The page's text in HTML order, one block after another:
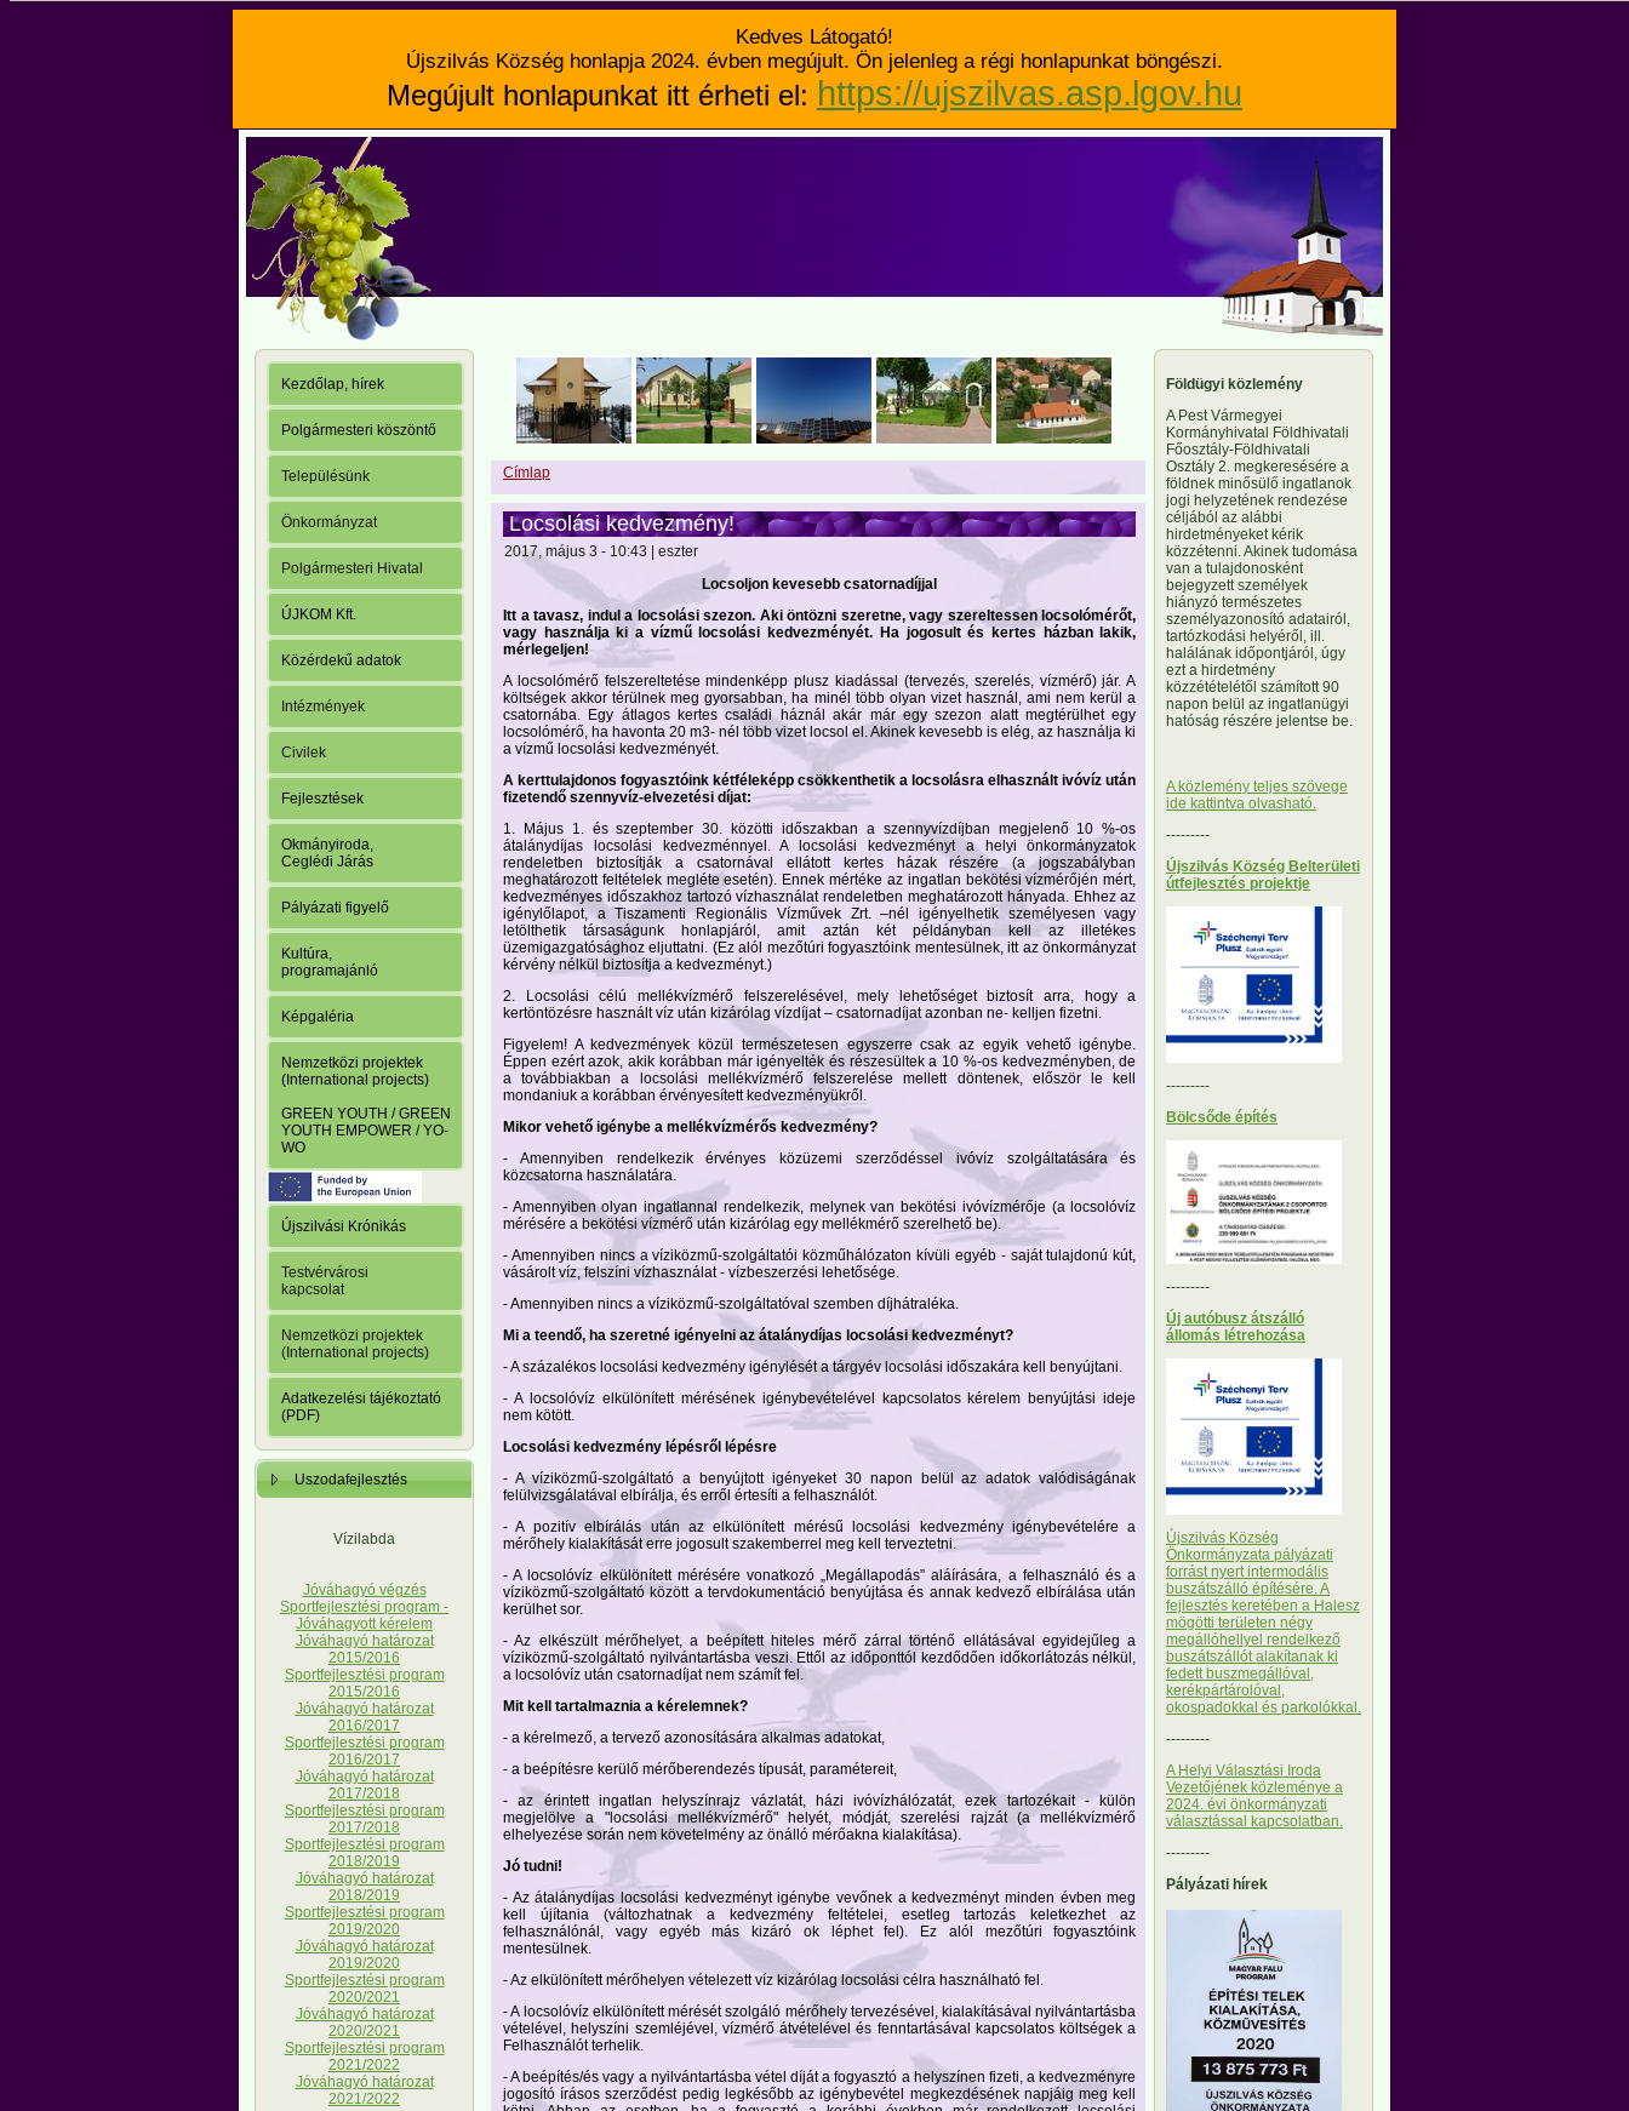
Kedves Látogató!
Újszilvás Község honlapja 2024. évben megújult. Ön jelenleg a régi honlapunkat böngészi.
Megújult honlapunkat itt érheti el: https://ujszilvas.asp.lgov.hu
Kezdőlap, hírek
Polgármesteri köszöntő
Településünk
Önkormányzat
Polgármesteri Hivatal
ÚJKOM Kft.
Közérdekű adatok
Intézmények
Civilek
Fejlesztések
Okmányiroda,
Ceglédi Járás
Pályázati figyelő
Kultúra,
programajánló
Képgaléria
Nemzetközi projektek
(International projects)
GREEN YOUTH / GREEN
YOUTH EMPOWER / YO-
WO
Újszilvási Krónikás
Testvérvárosi
kapcsolat
Nemzetközi projektek
(International projects)
Adatkezelési tájékoztató
(PDF)
Uszodafejlesztés
Vízilabda
Jóváhagyó végzés
Sportfejlesztési program -
Jóváhagyott kérelem
Jóváhagyó határozat
2015/2016
Sportfejlesztési program
2015/2016
Jóváhagyó határozat
2016/2017
Sportfejlesztési program
2016/2017
Jóváhagyó határozat
2017/2018
Sportfejlesztési program
2017/2018
Sportfejlesztési program
2018/2019
Jóváhagyó határozat
2018/2019
Sportfejlesztési program
2019/2020
Jóváhagyó határozat
2019/2020
Sportfejlesztési program
2020/2021
Jóváhagyó határozat
2020/2021
Sportfejlesztési program
2021/2022
Jóváhagyó határozat
2021/2022
Címlap
Locsolási kedvezmény!
2017, május 3 - 10:43 | eszter
Locsoljon kevesebb csatornadíjjal
Itt a tavasz, indul a locsolási szezon. Aki öntözni szeretne, vagy szereltessen locsolómérőt,
vagy használja ki a vízmű locsolási kedvezményét. Ha jogosult és kertes házban lakik,
mérlegeljen!
A locsolómérő felszereltetése mindenképp plusz kiadással (tervezés, szerelés, vízmérő) jár. A
költségek akkor térülnek meg gyorsabban, ha minél több olyan vizet használ, ami nem kerül a
csatornába. Egy átlagos kertes családi háznál akár már egy szezon alatt megtérülhet egy
locsolómérő, ha havonta 20 m3- nél több vizet locsol el. Akinek kevesebb is elég, az használja ki
a vízmű locsolási kedvezményét.
A kerttulajdonos fogyasztóink kétféleképp csökkenthetik a locsolásra elhasznált ivóvíz után
fizetendő szennyvíz-elvezetési díjat:
1. Május 1. és szeptember 30. közötti időszakban a szennyvízdíjban megjelenő 10 %-os
átalánydíjas locsolási kedvezménnyel. A locsolási kedvezményt a helyi önkormányzatok
rendeletben biztosítják a csatornával ellátott kertes házak részére (a jogszabályban
meghatározott feltételek megléte esetén). Ennek mértéke az ingatlan bekötési vízmérőjén mért,
kedvezményes időszakhoz tartozó vízhasználat rendeletben meghatározott hányada. Ehhez az
igénylőlapot, a Tiszamenti Regionális Vízművek Zrt. –nél igényelhetik személyesen vagy
letölthetik társaságunk honlapjáról, amit aztán két példányban kell az illetékes
üzemigazgatósághoz eljuttatni. (Ez alól mezőtúri fogyasztóink mentesülnek, itt az önkormányzat
kérvény nélkül biztosítja a kedvezményt.)
2. Locsolási célú mellékvízmérő felszerelésével, mely lehetőséget biztosít arra, hogy a
kertöntözésre használt víz után kizárólag vízdíjat – csatornadíjat azonban ne- kelljen fizetni.
Figyelem! A kedvezmények közül természetesen egyszerre csak az egyik vehető igénybe.
Éppen ezért azok, akik korábban már igényelték és részesültek a 10 %-os kedvezményben, de
a továbbiakban a locsolási mellékvízmérő felszerelése mellett döntenek, először le kell
mondaniuk a korábban érvényesített kedvezményükről.
Mikor vehető igénybe a mellékvízmérős kedvezmény?
- Amennyiben rendelkezik érvényes közüzemi szerződéssel ivóvíz szolgáltatására és
közcsatorna használatára.
- Amennyiben olyan ingatlannal rendelkezik, melynek van bekötési ivóvízmérője (a locsolóvíz
mérésére a bekötési vízmérő után kizárólag egy mellékmérő szerelhető be).
- Amennyiben nincs a víziközmű-szolgáltatói közműhálózaton kívüli egyéb - saját tulajdonú kút,
vásárolt víz, felszíni vízhasználat - vízbeszerzési lehetősége.
- Amennyiben nincs a víziközmű-szolgáltatóval szemben díjhátraléka.
Mi a teendő, ha szeretné igényelni az átalánydíjas locsolási kedvezményt?
- A százalékos locsolási kedvezmény igénylését a tárgyév locsolási időszakára kell benyújtani.
- A locsolóvíz elkülönített mérésének igénybevételével kapcsolatos kérelem benyújtási ideje
nem kötött.
Locsolási kedvezmény lépésről lépésre
- A víziközmű-szolgáltató a benyújtott igényeket 30 napon belül az adatok valódiságának
felülvizsgálatával elbírálja, és erről értesíti a felhasználót.
- A pozitív elbírálás után az elkülönített mérésű locsolási kedvezmény igénybevételére a
mérőhely kialakítását erre jogosult szakemberrel meg kell terveztetni.
- A locsolóvíz elkülönített mérésére vonatkozó „Megállapodás” aláírására, a felhasználó és a
víziközmű-szolgáltató között a tervdokumentáció benyújtása és annak kedvező elbírálása után
kerülhet sor.
- Az elkészült mérőhelyet, a beépített hiteles mérő zárral történő ellátásával egyidejűleg a
víziközmű-szolgáltató nyilvántartásba veszi. Ettől az időponttól kezdődően időkorlátozás nélkül,
a locsolóvíz után csatornadíjat nem számít fel.
Mit kell tartalmaznia a kérelemnek?
- a kérelmező, a tervező azonosítására alkalmas adatokat,
- a beépítésre kerülő mérőberendezés típusát, paramétereit,
- az érintett ingatlan helyszínrajz vázlatát, házi ivóvízhálózatát, ezek tartozékait - külön
megjelölve a "locsolási mellékvízmérő" helyét, módját, szerelési rajzát (a mellékvízmérő
elhelyezése során nem követelmény az önálló mérőakna kialakítása).
Jó tudni!
- Az átalánydíjas locsolási kedvezményt igénybe vevőnek a kedvezményt minden évben meg
kell újítania (változhatnak a kedvezmény feltételei, esetleg tartozás keletkezhet az
felhasználónál, vagy egyéb más kizáró ok léphet fel). Ez alól mezőtúri fogyasztóink
mentesülnek.
- Az elkülönített mérőhelyen vételezett víz kizárólag locsolási célra használható fel.
- A locsolóvíz elkülönített mérését szolgáló mérőhely tervezésével, kialakításával nyilvántartásba
vételével, helyszíni szemléjével, vízmérő átvételével és fenntartásával kapcsolatos költségek a
Felhasználót terhelik.
- A beépítés/és vagy a nyilvántartásba vétel díját a fogyasztó a helyszínen fizeti, a kedvezményre
jogosító írásos szerződést pedig legkésőbb az igénybevétel megkezdésének napjáig meg kell
Földügyi közlemény
A Pest Vármegyei
Kormányhivatal Földhivatali
Főosztály-Földhivatali
Osztály 2. megkeresésére a
földnek minősülő ingatlanok
jogi helyzetének rendezése
céljából az alábbi
hirdetményeket kérik
közzétenni. Akinek tudomása
van a tulajdonosként
bejegyzett személyek
hiányzó természetes
személyazonosító adatairól,
tartózkodási helyéről, ill.
halálának időpontjáról, úgy
ezt a hirdetmény
közzétételétől számított 90
napon belül az ingatlanügyi
hatóság részére jelentse be.
A közlemény teljes szövege
ide kattintva olvasható.
---------
Újszilvás Község Belterületi
útfejlesztés projektje
---------
Bölcsőde építés
---------
Új autóbusz átszálló
állomás létrehozása
Újszilvás Község
Önkormányzata pályázati
forrást nyert intermodális
buszátszálló építésére. A
fejlesztés keretében a Halesz
mögötti területen négy
megállóhellyel rendelkező
buszátszállót alakítanak ki
fedett buszmegállóval,
kerékpártárolóval,
okospadokkal és parkolókkal.
---------
A Helyi Választási Iroda
Vezetőjének közleménye a
2024. évi önkormányzati
választással kapcsolatban.
---------
Pályázati hírek